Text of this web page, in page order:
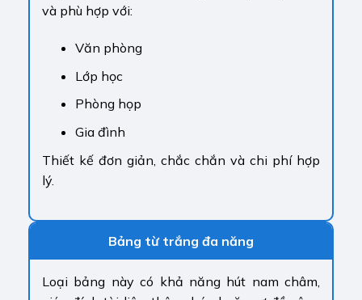
và phù hợp với:
Văn phòng
Lớp học
Phòng họp
Gia đình
Thiết kế đơn giản, chắc chắn và chi phí hợp
lý.
Bảng từ trắng đa năng
Loại bảng này có khả năng hút nam châm,